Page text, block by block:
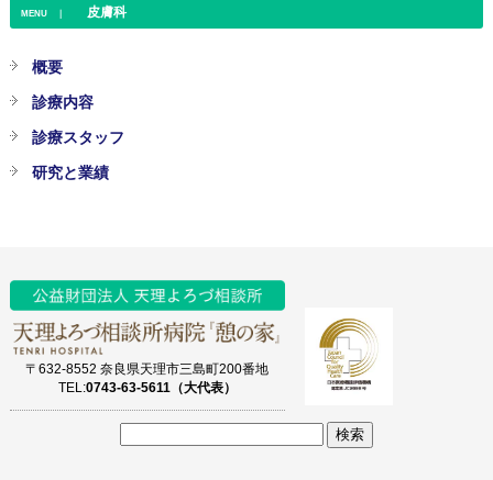
MENU ｜ 皮膚科
概要
診療内容
診療スタッフ
研究と業績
〒632-8552 奈良県天理市三島町200番地
TEL:0743-63-5611（大代表）